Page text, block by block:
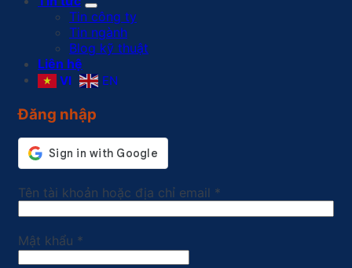
Tin công ty
Tin ngành
Blog kỹ thuật
Liên hệ
VI EN
Đăng nhập
Tên tài khoản hoặc địa chỉ email *
Mật khẩu *
buộc